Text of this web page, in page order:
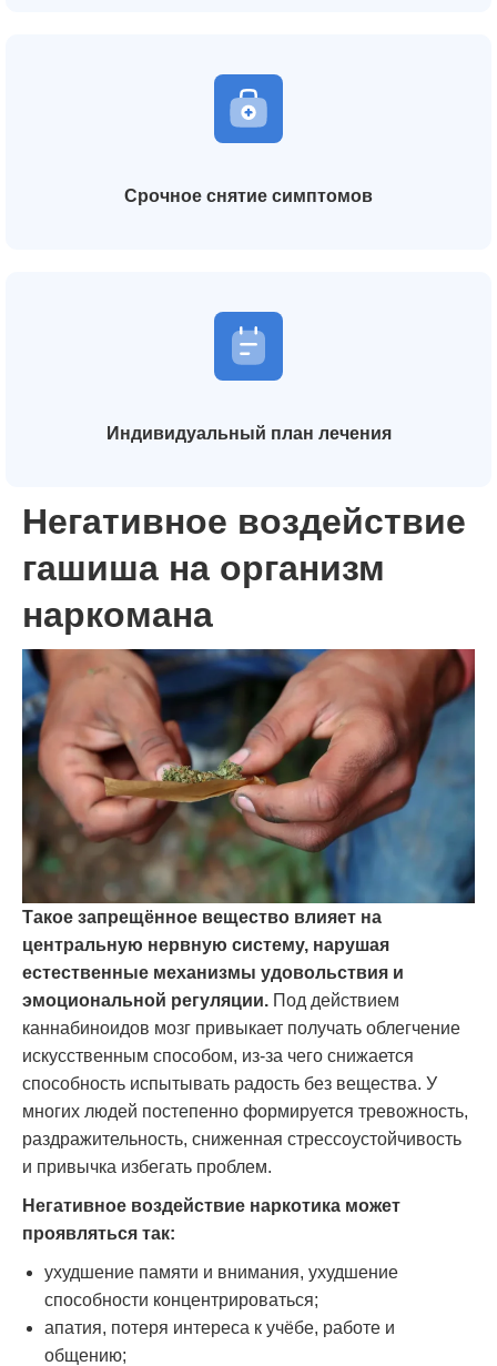
Срочное снятие симптомов
Индивидуальный план лечения
Негативное воздействие
гашиша на организм
наркомана
Такое запрещённое вещество влияет на
центральную нервную систему, нарушая
естественные механизмы удовольствия и
эмоциональной регуляции. Под действием
каннабиноидов мозг привыкает получать облегчение
искусственным способом, из-за чего снижается
способность испытывать радость без вещества. У
многих людей постепенно формируется тревожность,
раздражительность, сниженная стрессоустойчивость
и привычка избегать проблем.
Негативное воздействие наркотика может
проявляться так:
ухудшение памяти и внимания, ухудшение
способности концентрироваться;
апатия, потеря интереса к учёбе, работе и
общению;